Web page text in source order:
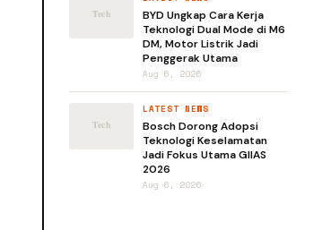
BYD Ungkap Cara Kerja
Teknologi Dual Mode di M6
DM, Motor Listrik Jadi
Penggerak Utama
Aug 6, 2026
LATEST NEWS
Bosch Dorong Adopsi
Teknologi Keselamatan
Jadi Fokus Utama GIIAS
2026
Aug 6, 2026